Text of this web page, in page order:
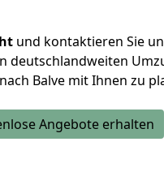
und kontaktieren Sie
deutschlandweiten
Balve mit Ihnen zu
Angebote erhalten